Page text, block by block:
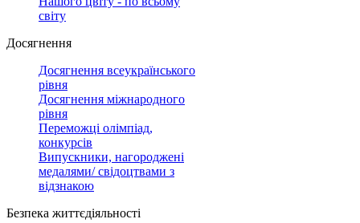
світу
Досягнення
Досягнення всеукраїнського
рівня
Досягнення міжнародного
рівня
Переможці олімпіад,
конкурсів
Випускники, нагороджені
медалями/ свідоцтвами з
відзнакою
Безпека життєдіяльності